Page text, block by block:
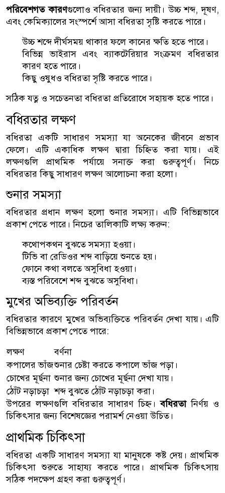
পরিবেশগত কারণগুলোও বধিরতার জন্য দায়ী। উচ্চ শব্দ, দূষণ,
এবং কেমিক্যালের সংস্পর্শে আসা বধিরতা সৃষ্টি করতে পারে।
উচ্চ শব্দে দীর্ঘসময় থাকার ফলে কানের ক্ষতি হতে পারে।
বিভিন্ন ভাইরাস এবং ব্যাকটেরিয়ার সংক্রমণ বধিরতার
কারণ হতে পারে।
কিছু ওষুধও বধিরতা সৃষ্টি করতে পারে।
সঠিক যত্ন ও সচেতনতা বধিরতা প্রতিরোধে সহায়ক হতে পারে।
বধিরতার লক্ষণ
বধিরতা একটি সাধারণ সমস্যা যা অনেকের জীবনে প্রভাব
ফেলে। এটি একাধিক লক্ষণ দ্বারা চিহ্নিত করা যায়। এই
লক্ষণগুলি প্রাথমিক পর্যায়ে সনাক্ত করা গুরুত্বপূর্ণ। নিচে
বধিরতার কিছু সাধারণ লক্ষণ আলোচনা করা হলো।
শুনার সমস্যা
বধিরতার প্রধান লক্ষণ হলো শুনার সমস্যা। এটি বিভিন্নভাবে
প্রকাশ পেতে পারে। নিচের তালিকাটি লক্ষ্য করুন:
কথোপকথন বুঝতে সমস্যা হওয়া।
টিভি বা রেডিওর শব্দ বাড়িয়ে শুনতে হয়।
ফোনে কথা বলতে অসুবিধা হওয়া।
ব্যস্ত পরিবেশে শব্দ বুঝতে অসুবিধা।
মুখের অভিব্যক্তি পরিবর্তন
বধিরতার কারণে মুখের অভিব্যক্তিতে পরিবর্তন দেখা যায়। এটি
বিভিন্নভাবে প্রকাশ পেতে পারে:
লক্ষণ
বর্ণনা
কপালের ভাঁজশুনার চেষ্টা করতে কপালে ভাঁজ পড়া।
চোখের মূর্ছনা শুনার জন্য চোখের মূর্ছনা দেখা যায়।
ঠোঁট নড়াচড়া শব্দ বুঝতে ঠোঁট নড়াচড়া করা।
উপরের লক্ষণগুলি বধিরতার সাধারণ চিহ্ন।বধিরতানির্ণয় ও
চিকিৎসার জন্য বিশেষজ্ঞের পরামর্শ নেওয়া উচিত।
প্রাথমিক চিকিৎসা
বধিরতা একটি সাধারণ সমস্যা যা মানুষকে কষ্ট দেয়। প্রাথমিক
চিকিৎসা শুরুতে সাহায্য করতে পারে। প্রাথমিক চিকিৎসায়
সঠিক পদক্ষেপ গ্রহণ করা গুরুত্বপূর্ণ।